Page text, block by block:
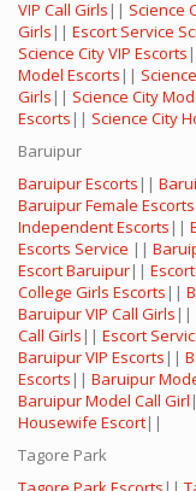
VIP Call Girls || Science
Girls || Escort Service
Science City VIP Escorts
Model Escorts ||
Girls || Science City
Escorts || Science City
Baruipur
Baruipur Escorts ||
Baruipur Female Escorts
Independent Escorts ||
Escorts Service ||
Escort Baruipur||
College Girls Escorts ||
Baruipur VIP Call Girls ||
Call Girls || Escort
Baruipur VIP Escorts ||
Escorts || Baruipur
Baruipur Model Call Girl
Housewife Escort||
Tagore Park